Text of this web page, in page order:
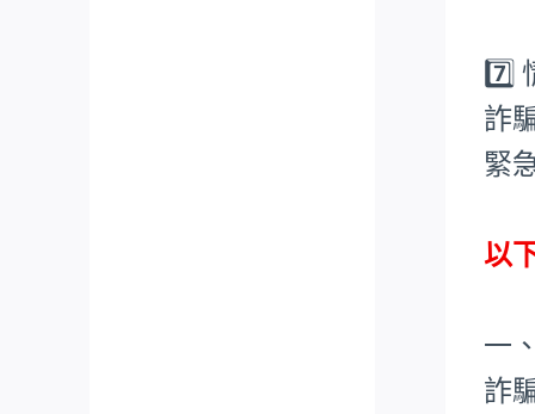
7️⃣
詐
緊
以
一
詐